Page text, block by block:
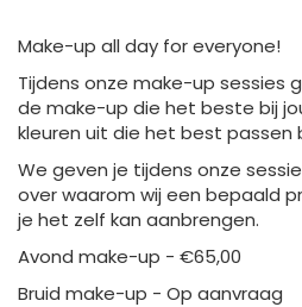
Make-up all day for everyone!
Tijdens onze make-up sessies
de make-up die het beste bij
kleuren uit die het best passen
We geven je tijdens onze
over waarom wij een bepaald
je het zelf kan aanbrengen.
Avond make-up - €65,00
Bruid make-up - Op aanvraag